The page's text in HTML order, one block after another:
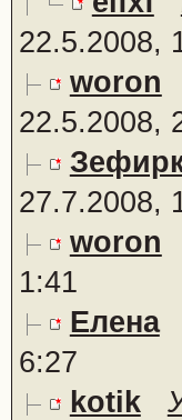
22.5.2008,
woron
22.5.2008,
27.7.2008,
woron
1:41
Елена
6:27
kotik